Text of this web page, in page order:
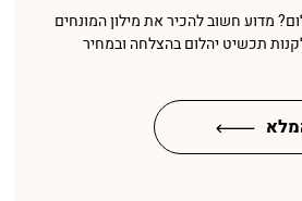
מדוע חשוב להכיר את מילון המונחים
תכשיט יהלום בהצלחה ובמחיר